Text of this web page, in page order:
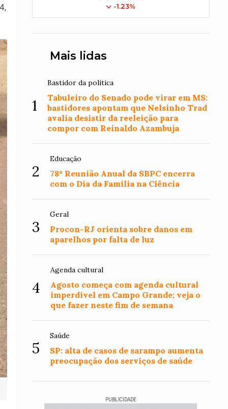
-1.23%
Mais lidas
1
Bastidor da política
Tabuleiro do Senado pode virar em MS:
bastidores apontam que Nelsinho Trad
avalia desistir da reeleição para
compor com Reinaldo Azambuja
2
Educação
78ª Reunião Anual da SBPC encerra
com o Dia da Família na Ciência
3
Geral
Procon-RJ orienta sobre danos em
aparelhos por falta de luz
4
Agenda cultural
Agosto começa com agenda cultural
imperdível em Campo Grande; veja o
que fazer neste fim de semana
5
Saúde
SP: alta de casos de sarampo aumenta
preocupação dos serviços de saúde
PUBLICIDADE